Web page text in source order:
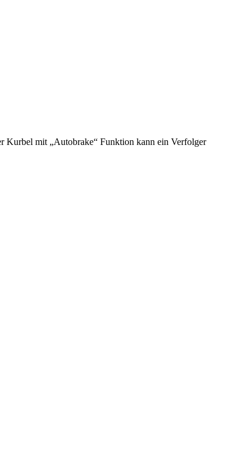
Kurbel mit „Autobrake“ Funktion kann ein Verfolger